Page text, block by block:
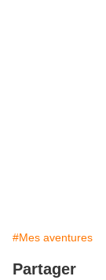
#Mes aventures
Partager